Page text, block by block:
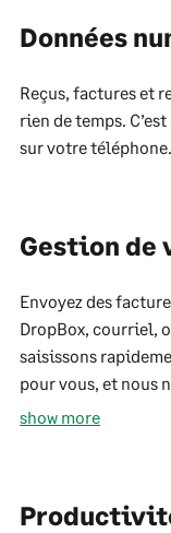
Données
Reçus, factures et
rien de temps.
sur votre téléphone.
Gestion de
Envoyez des
DropBox, courriel,
saisissons
pour vous, et nous
show more